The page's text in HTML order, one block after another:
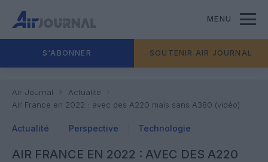
MENU
S'ABONNER SOUTENIR AIR JOURNAL
Air Journal
Actualité
Air France en 2022 : avec des A220 mais sans A380 (vidéo)
Actualité Perspective Technologie
AIR FRANCE EN 2022 : AVEC DES A220